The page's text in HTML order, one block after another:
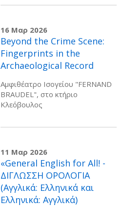
16 Μαρ 2026
Beyond the Crime Scene:
Fingerprints in the
Archaeological Record
Αμφιθέατρο Ισογείου "FERNAND
BRAUDEL", στο κτήριο
Κλεόβουλος
11 Μαρ 2026
«General English for All! -
ΔΙΓΛΩΣΣΗ ΟΡΟΛΟΓΙΑ
(Αγγλικά: Ελληνικά και
Ελληνικά: Αγγλικά)